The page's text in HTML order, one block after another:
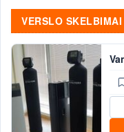
VERSLO